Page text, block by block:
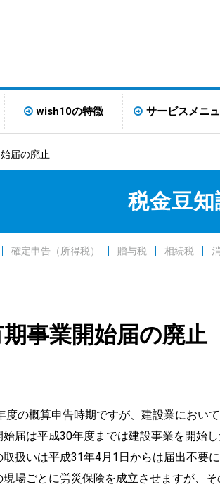
wish10の特徴 サービスメニ
届の廃止
税金豆知
確定申告（所得税） 贈与税 相続税
事業開始届の廃止
の概算申告時期ですが、建設業におい
届は平成30年度までは建設事業を開始
扱いは平成31年4月1日からは届出不要に
場ごとに労災保険を成立させますが、